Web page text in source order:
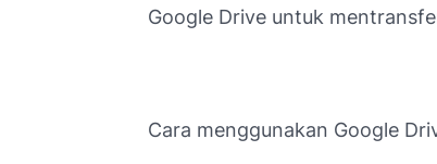
Google Drive untuk
Cara menggunakan Google